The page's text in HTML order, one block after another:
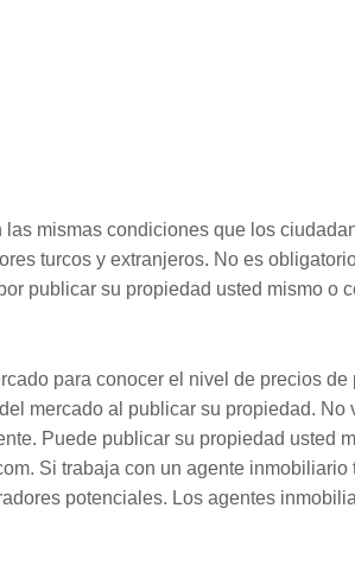
mismas condiciones que los
turcos y extranjeros. No es
publicar su propiedad usted mismo o
para conocer el nivel de precios
mercado al publicar su propiedad. No
Puede publicar su propiedad usted
Si trabaja con un agente
potenciales. Los agentes